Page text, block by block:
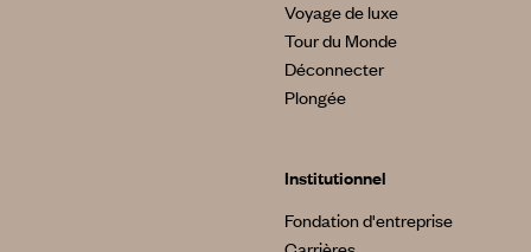
Voyage de luxe
Tour du Monde
Déconnecter
Plongée
Institutionnel
Fondation d'entreprise